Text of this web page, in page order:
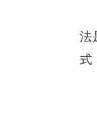
法
式